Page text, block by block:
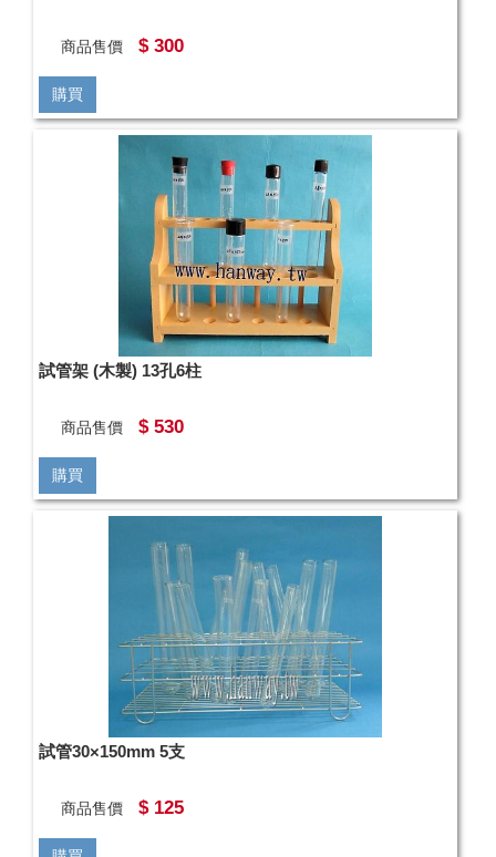
商品售價 $ 300
購買
試管架 (木製) 13孔6柱
商品售價 $ 530
購買
試管30×150mm 5支
商品售價 $ 125